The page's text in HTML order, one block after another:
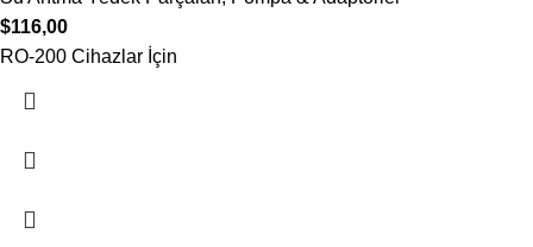
$116,00
RO-200 Cihazlar İçin